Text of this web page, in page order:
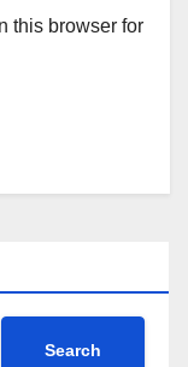
this browser for
Search